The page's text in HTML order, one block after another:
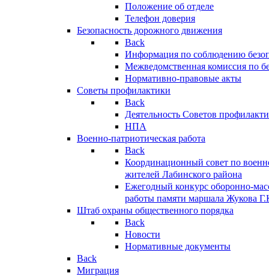
Положение об отделе
Телефон доверия
Безопасность дорожного движения
Back
Информация по соблюдению
Межведомственная комиссия по
Нормативно-правовые акты
Советы профилактики
Back
Деятельность Советов
НПА
Военно-патриотическая работа
Back
Координационный совет по
жителей Лабинского района
Ежегодный конкурс оборонно-
работы памяти маршала Жукова
Штаб охраны общественного порядка
Back
Новости
Нормативные документы
Back
Миграция